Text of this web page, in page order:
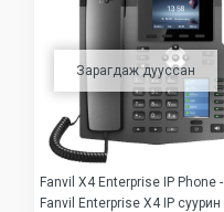
Зарагдаж дууссан
Fanvil X4 Enterprise IP Phone -
Fanvil Enterprise X4 IP суурин